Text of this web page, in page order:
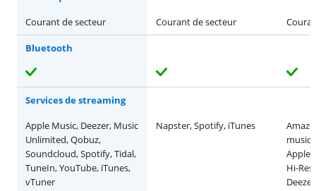
Courant de secteur
Courant de secteur
Bluetooth
Services de streaming
Apple Music, Deezer, Music
Unlimited, Qobuz,
Soundcloud, Spotify, Tidal,
TuneIn, YouTube, iTunes,
vTuner
Napster, Spotify, iTunes
music,
Apple
Hi-